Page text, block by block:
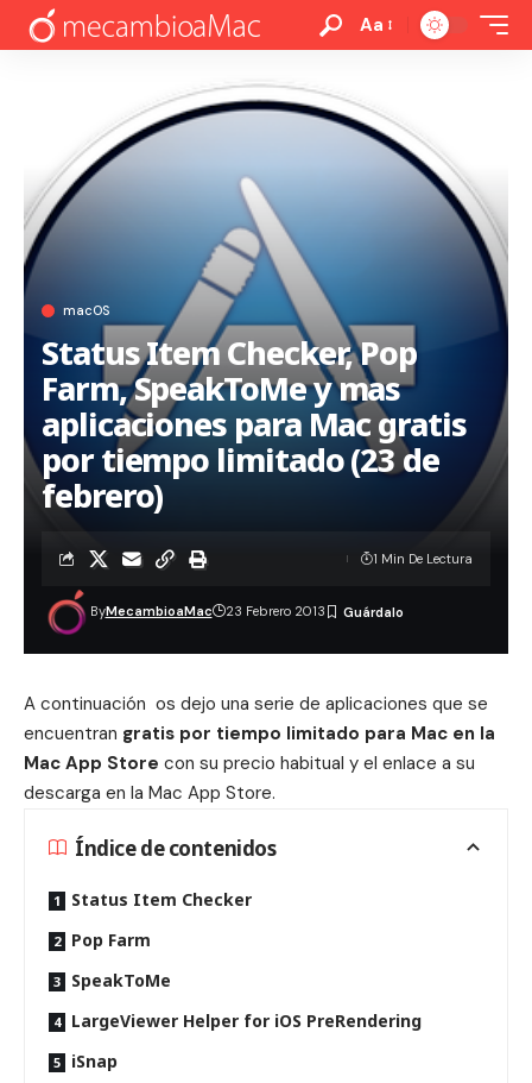
Aa
macOS
Status Item Checker, Pop
Farm, SpeakToMe y mas
aplicaciones para Mac gratis
por tiempo limitado (23 de
febrero)
ByMecambioaMac 23 Febrero 2013
1 Min De Lectura
A continuación os dejo una serie de aplicaciones que se
encuentran gratis por tiempo limitado para Mac en la
Mac App Store con su precio habitual y el enlace a su
descarga en la Mac App Store.
Índice de contenidos
Status Item Checker
Pop Farm
SpeakToMe
LargeViewer Helper for iOS PreRendering
iSnap